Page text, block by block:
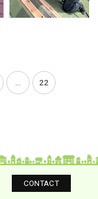
... 22
CONTACT